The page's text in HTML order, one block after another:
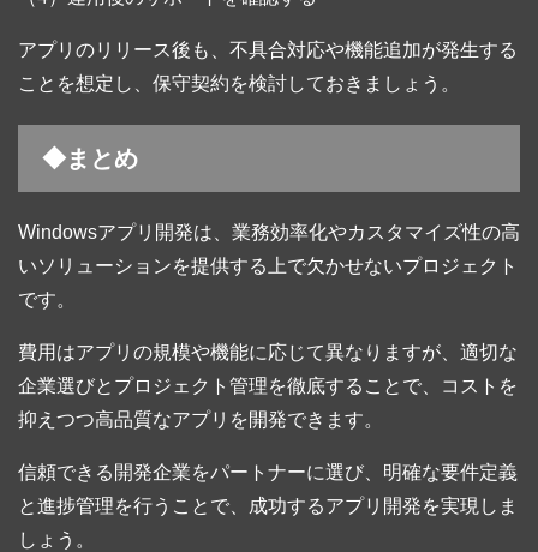
アプリのリリース後も、不具合対応や機能追加が発生する
ことを想定し、保守契約を検討しておきましょう。
◆まとめ
Windowsアプリ開発は、業務効率化やカスタマイズ性の高
いソリューションを提供する上で欠かせないプロジェクト
です。
費用はアプリの規模や機能に応じて異なりますが、適切な
企業選びとプロジェクト管理を徹底することで、コストを
抑えつつ高品質なアプリを開発できます。
信頼できる開発企業をパートナーに選び、明確な要件定義
と進捗管理を行うことで、成功するアプリ開発を実現しま
しょう。